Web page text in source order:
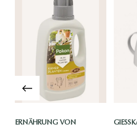
ERNÄHRUNG VON